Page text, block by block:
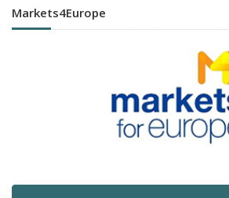
Markets4Europe